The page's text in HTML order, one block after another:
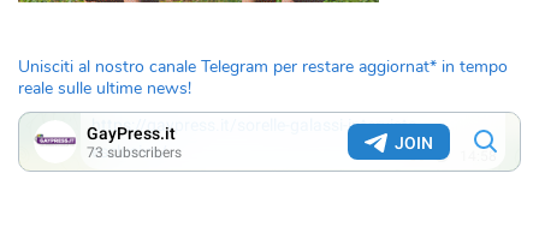
Unisciti al nostro canale Telegram per restare aggiornat* in tempo
reale sulle ultime news!